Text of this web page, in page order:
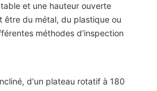
et une hauteur ouverte
être du métal, du plastique ou
méthodes d'inspection
d'un plateau rotatif à 180